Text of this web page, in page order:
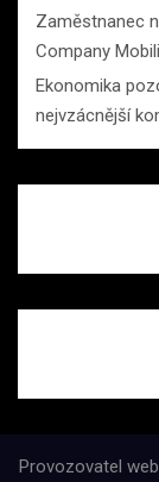
Zaměstnanec
Company
Ekonomika
nejvzácnější
Provozovatel